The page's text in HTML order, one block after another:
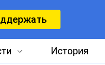
История